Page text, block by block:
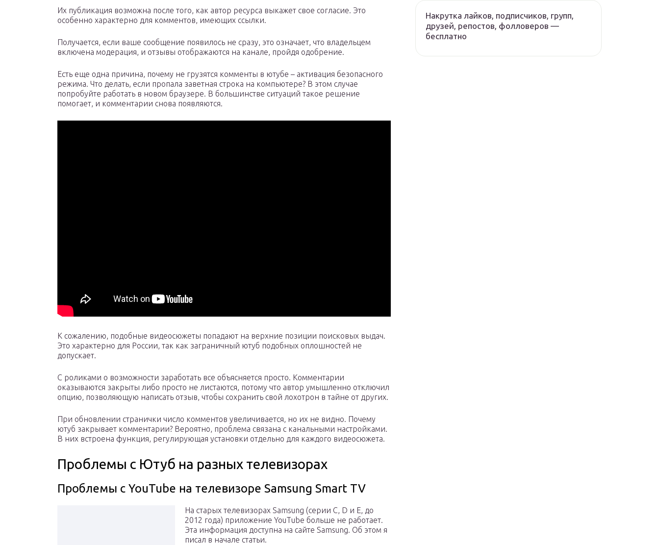
Их публикация возможна после того, как автор ресурса выкажет свое согласие. Это
особенно характерно для комментов, имеющих ссылки.
Получается, если ваше сообщение появилось не сразу, это означает, что владельцем
включена модерация, и отзывы отображаются на канале, пройдя одобрение.
Есть еще одна причина, почему не грузятся комменты в ютубе – активация безопасного
режима. Что делать, если пропала заветная строка на компьютере? В этом случае
попробуйте работать в новом браузере. В большинстве ситуаций такое решение
помогает, и комментарии снова появляются.
К сожалению, подобные видеосюжеты попадают на верхние позиции поисковых выдач.
Это характерно для России, так как заграничный ютуб подобных оплошностей не
допускает.
С роликами о возможности заработать все объясняется просто. Комментарии
оказываются закрыты либо просто не листаются, потому что автор умышленно отключил
опцию, позволяющую написать отзыв, чтобы сохранить свой лохотрон в тайне от других.
При обновлении странички число комментов увеличивается, но их не видно. Почему
ютуб закрывает комментарии? Вероятно, проблема связана с канальными настройками.
В них встроена функция, регулирующая установки отдельно для каждого видеосюжета.
Проблемы с Ютуб на разных телевизорах
Проблемы с YouTube на телевизоре Samsung Smart TV
На старых телевизорах Samsung (серии C, D и E, до
2012 года) приложение YouTube больше не работает.
Эта информация доступна на сайте Samsung. Об этом я
писал в начале статьи.
Накрутка лайков, подписчиков, групп,
друзей, репостов, фолловеров —
бесплатно